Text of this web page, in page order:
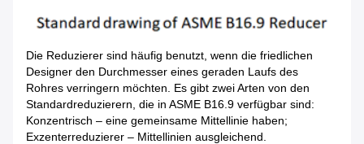
Die Reduzierer sind häufig benutzt, wenn die friedlichen
Designer den Durchmesser eines geraden Laufs des
Rohres verringern möchten. Es gibt zwei Arten von den
Standardreduzierern, die in ASME B16.9 verfügbar sind:
Konzentrisch – eine gemeinsame Mittellinie haben;
Exzenterreduzierer – Mittellinien ausgleichend.